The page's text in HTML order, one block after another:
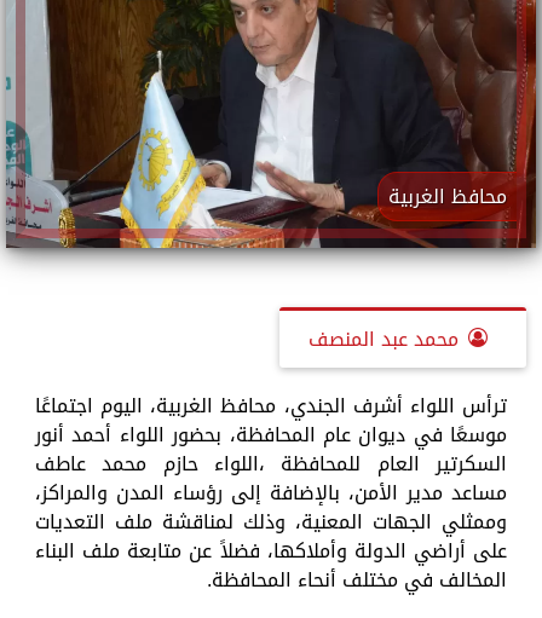
محافظ الغربية
محمد عبد المنصف
ترأس اللواء أشرف الجندي، محافظ الغربية، اليوم اجتماعًا
موسعًا في ديوان عام المحافظة، بحضور اللواء أحمد أنور
السكرتير العام للمحافظة ،اللواء حازم محمد عاطف
مساعد مدير الأمن، بالإضافة إلى رؤساء المدن والمراكز،
وممثلي الجهات المعنية، وذلك لمناقشة ملف التعديات
على أراضي الدولة وأملاكها، فضلاً عن متابعة ملف البناء
المخالف في مختلف أنحاء المحافظة.